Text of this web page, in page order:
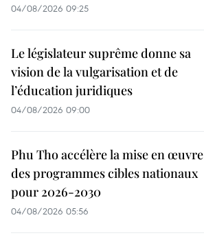
04/08/2026 09:25
Le législateur suprême donne sa
vision de la vulgarisation et de
l’éducation juridiques
04/08/2026 09:00
Phu Tho accélère la mise en œuvre
des programmes cibles nationaux
pour 2026-2030
04/08/2026 05:56